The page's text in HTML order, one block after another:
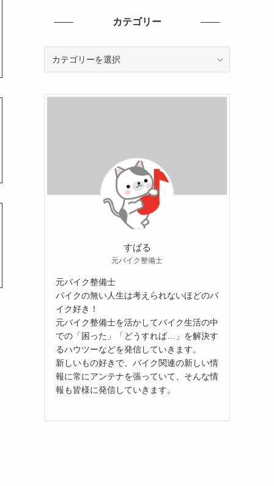
カテゴリー
リ
すばる
元バイク整備士
元バイク整備士
バイクの無い人生は考えられないほどのバ
イク好き！
元バイク整備士を活かしてバイク生活の中
での「困った」「どうすれば…」を解決す
るハウツーなどを発信していきます。
新しいもの好きで、バイク関連の新しい情
報に常にアンテナを張っていて、そんな情
報も皆様に発信していきます。